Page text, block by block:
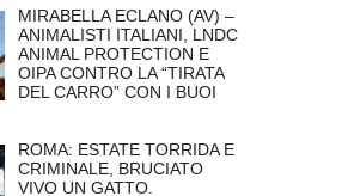
MIRABELLA ECLANO (AV) –
ANIMALISTI ITALIANI, LNDC
ANIMAL PROTECTION E
OIPA CONTRO LA “TIRATA
DEL CARRO” CON I BUOI
ROMA: ESTATE TORRIDA E
CRIMINALE, BRUCIATO
VIVO UN GATTO.